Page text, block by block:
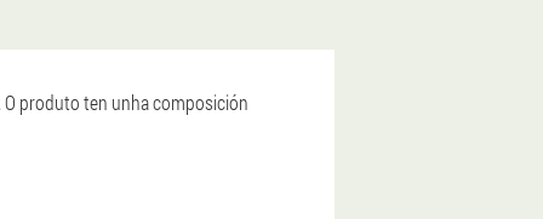
O produto ten unha composición